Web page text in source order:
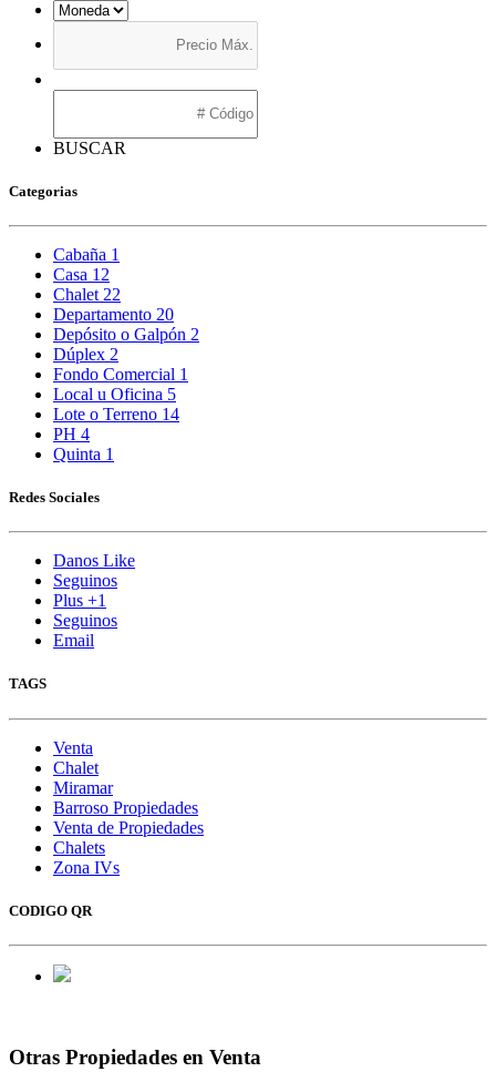
BUSCAR
Categorias
Cabaña 1
Casa 12
Chalet 22
Departamento 20
Depósito o Galpón 2
Dúplex 2
Fondo Comercial 1
Local u Oficina 5
Lote o Terreno 14
PH 4
Quinta 1
Redes Sociales
Danos Like
Seguinos
Plus +1
Seguinos
Email
TAGS
Venta
Chalet
Miramar
Barroso Propiedades
Venta de Propiedades
Chalets
Zona IVs
CODIGO QR
Otras Propiedades en Venta